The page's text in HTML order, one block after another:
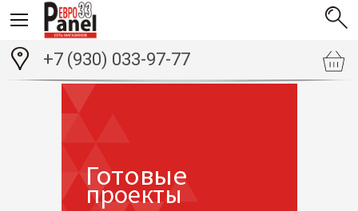
+7 (930) 033-97-77
Готовые
проекты